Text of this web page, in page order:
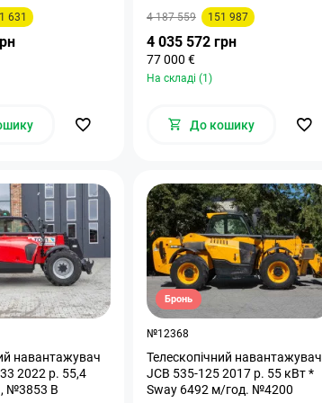
631 4 187 559 151 987
4 035 572 грн
77 000 €
На складі (1)
До кошику
навантажувач
2022 р. 55,4
№3853 B
Бронь
№12368
Телескопічний навантажувач
JCB 535-125 2017 р. 55 кВт *
Sway 6492 м/год. №4200